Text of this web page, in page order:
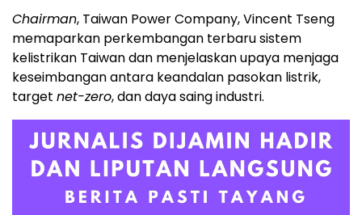
Chairman, Taiwan Power Company, Vincent Tseng
memaparkan perkembangan terbaru sistem
kelistrikan Taiwan dan menjelaskan upaya menjaga
keseimbangan antara keandalan pasokan listrik,
target net-zero, dan daya saing industri.